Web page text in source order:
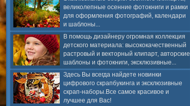
великолепные осенние фотокниги и рамки
для оформления фотографий, календари
и шаблоны...
В помощь дизайнеру огромная коллекция
детского материала: высококачественный
растровый и векторный клипарт, авторские
шаблоны и фотокниги, эксклюзивные...
Здесь Вы всегда найдете новинки
цифрового скрапбукинга и эксклюзивные
скрап-наборы.Все самое красивое и
лучшее для Вас!